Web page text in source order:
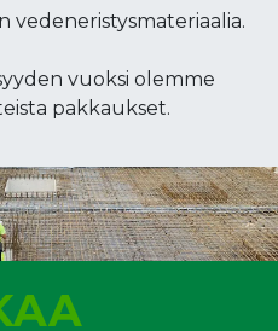
vedeneristysmateriaalia.
vuoksi olemme
pakkaukset.